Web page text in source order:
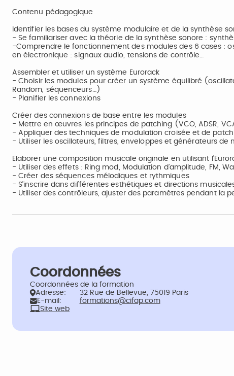
Contenu pédagogique
Identifier les bases du système modulaire et de la synthèse
- Se familiariser avec la théorie de la synthèse sonore :
-Comprendre le fonctionnement des modules des 6 cases :
en électronique : signaux audio, tensions de contrôle…
Assembler et utiliser un système Eurorack
- Choisir les modules pour créer un système équilibré
Random, séquenceurs…)
- Planifier les connexions
Créer des connexions de base entre les modules
- Mettre en œuvres les principes de patching (VCO, ADSR,
- Appliquer des techniques de modulation croisée et de
- Utiliser les oscillateurs, filtres, enveloppes et générateurs de
Elaborer une composition musicale originale en utilisant
- Utiliser des effets : Ring mod, Modulation d’amplitude, FM,
- Créer des séquences mélodiques et rythmiques
- S’inscrire dans différentes esthétiques et directions
- Utiliser des contrôleurs, ajuster des paramètres pendant la
Coordonnées
Coordonnées de la formation
Adresse:
32 Rue de Bellevue, 75019 Paris
E-mail:
formations@cifap.com
Site web